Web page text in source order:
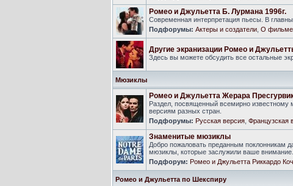
Ромео и Джульетта Б. Лурмана 1996г.
Современная интерпретация пьесы. В
Подфорумы: Актеры и создатели О фильме
Другие экранизации Ромео и
Здесь вы можете обсудить все остальные
Мюзиклы
Ромео и Джульетта Жерара
Раздел, посвященный всемирно известному
версиям разных стран.
Подфорумы: Русская версия Французская
Знаменитые мюзиклы
Добро пожаловать преданным поклонникам
мюзиклы, которые заслужили ваше внимание.
Подфорум: Ромео и Джульетта Риккардо
Ромео и Джульетта по Шекспиру